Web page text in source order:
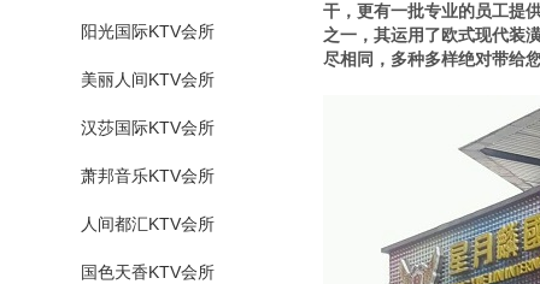
阳光国际KTV会所
美丽人间KTV会所
汉莎国际KTV会所
萧邦音乐KTV会所
人间都汇KTV会所
国色天香KTV会所
干，更有一批专业的员工提
之一，其运用了欧式现代装
尽相同，多种多样绝对带给